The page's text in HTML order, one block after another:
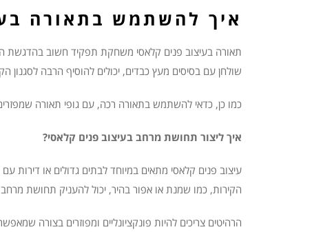
איך להשתמש בתאורה
תאורה בעיצוב פנים קלאסי משחקת תפקיד חשוב בהדגשת
שולחן עם בסיסים מעץ כבדים, יכולים להוסיף הרבה לסגנון
כמו כן, כדאי להשתמש בתאורה רכה, עם גופי תאורה
איך ליצור תחושת מרחב בעיצוב פנים קלאסי?
עיצוב פנים קלאסי מתאים במיוחד לבתים גדולים או
הקירות, כמו שמנת או אפור בהיר, יכול להעניק תחושת
הרהיטים צריכים להיות פונקציונליים ומפוזרים בצורה